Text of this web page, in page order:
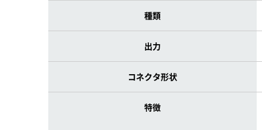
種類
出力
コネクタ形状
特徴